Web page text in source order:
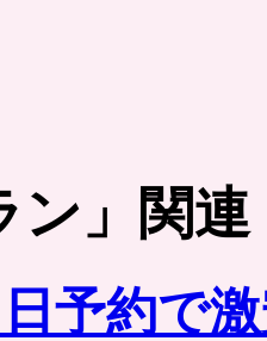
ン 」関連
予約で